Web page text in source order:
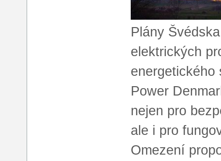
Plány
elektrických
energetického
Power
nejen pro
ale i pro
Omezení